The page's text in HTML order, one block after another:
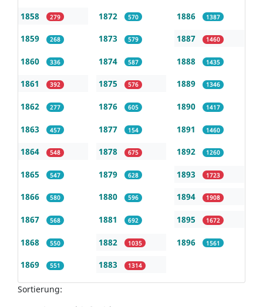
1858 279
1859 268
1860 336
1861 392
1862 277
1863 457
1864 548
1865 547
1866 580
1867 568
1868 550
1869 551
1872 570
1873 579
1874 587
1875 576
1876 605
1877 154
1878 675
1879 628
1880 596
1881 692
1882 1035
1883 1314
1886 1387
1887 1460
1888 1435
1889 1346
1890 1417
1891 1460
1892 1260
1893 1723
1894 1908
1895 1672
1896 1561
Sortierung: